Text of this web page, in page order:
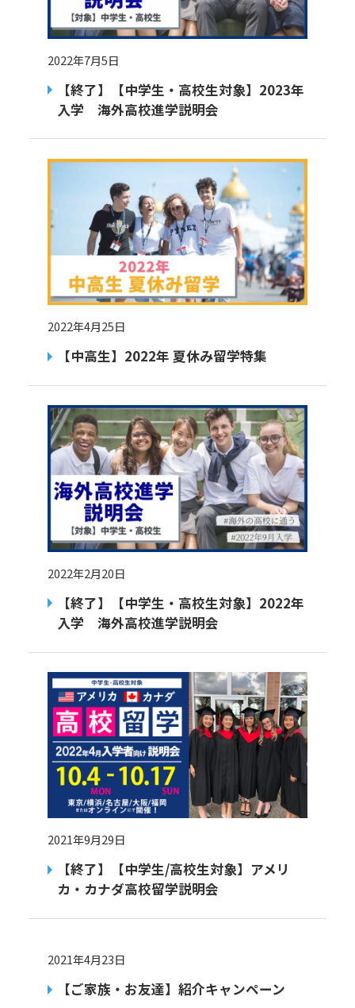
2022年7月5日
【終了】【中学生・高校生対象】2023年
入学 海外高校進学説明会
2022年4月25日
【中高生】2022年 夏休み留学特集
2022年2月20日
【終了】【中学生・高校生対象】2022年
入学 海外高校進学説明会
2021年9月29日
【終了】【中学生/高校生対象】アメリ
カ・カナダ高校留学説明会
2021年4月23日
【ご家族・お友達】紹介キャンペーン